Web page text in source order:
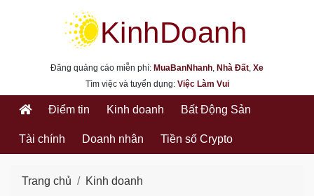
kinhdoanh.muabannhanh.com
Đăng quảng cáo miễn phí: MuaBanNhanh, Nhà Đất, Xe
Tìm việc và tuyển dụng: Việc Làm Vui
Điểm tin Kinh doanh Bất Động Sản
Tài chính Doanh nhân Tiền số Crypto
Trang chủ Kinh doanh